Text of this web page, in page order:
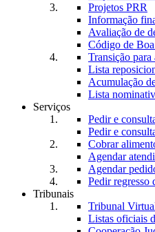
Projetos PRR
Informação
Avaliação de
Código de
Transição para
Lista
Acumulação
Lista
Serviços
Pedir e
Pedir e
Cobrar
Agendar
Agendar
Pedir regresso
Tribunais
Tribunal
Listas oficiais